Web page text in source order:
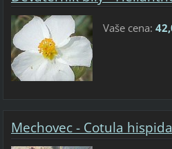
Vaše cena:
Mechovec - Cotula hispida